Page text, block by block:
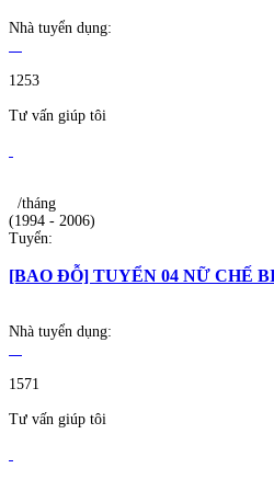
Nhà tuyển dụng:
1253
Tư vấn giúp tôi
/tháng
(1994 - 2006)
Tuyển:
[BAO ĐỖ] TUYỂN 04 NỮ CHẾ
Nhà tuyển dụng:
1571
Tư vấn giúp tôi